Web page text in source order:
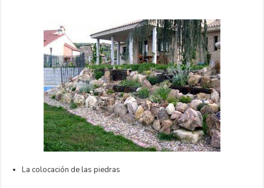
La colocación de las piedras